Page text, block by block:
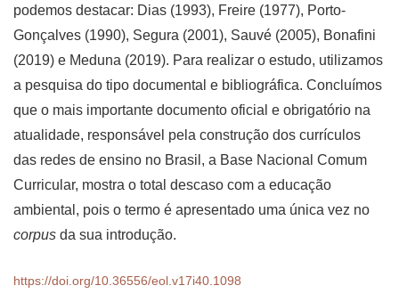
podemos destacar: Dias (1993), Freire (1977), Porto-
Gonçalves (1990), Segura (2001), Sauvé (2005), Bonafini
(2019) e Meduna (2019). Para realizar o estudo, utilizamos
a pesquisa do tipo documental e bibliográfica. Concluímos
que o mais importante documento oficial e obrigatório na
atualidade, responsável pela construção dos currículos
das redes de ensino no Brasil, a Base Nacional Comum
Curricular, mostra o total descaso com a educação
ambiental, pois o termo é apresentado uma única vez no
corpus da sua introdução.
https://doi.org/10.36556/eol.v17i40.1098